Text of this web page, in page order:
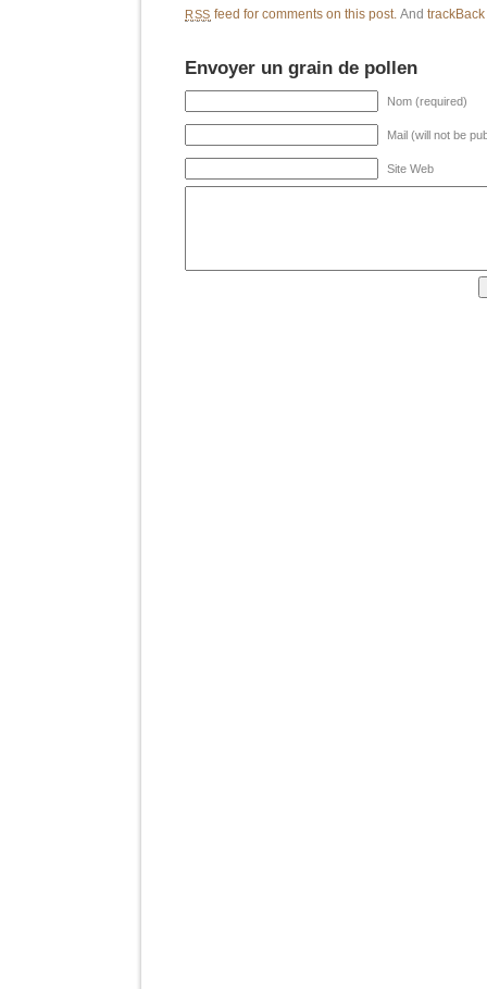
RSS feed for comments on this post. And
Envoyer un grain de pollen
Nom (required)
Mail (will not be
Site Web